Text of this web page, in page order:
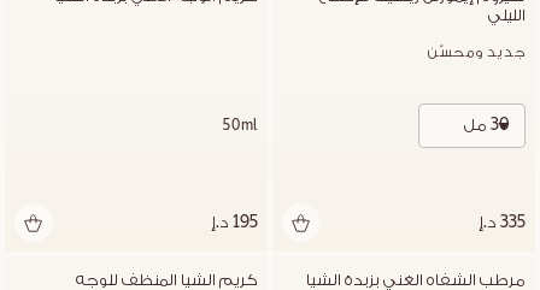
الليلي
جديد ومحسّن
30 مل
335 د.إ
50ml
195 د.إ
مرطب الشفاه الغني بزبدة الشيا كريم الشيا المنظف للوجه